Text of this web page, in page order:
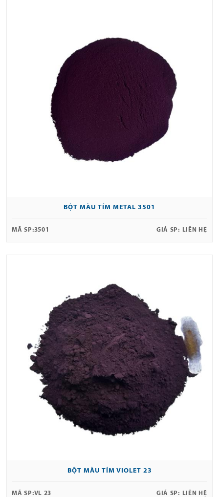
BỘT MÀU TÍM METAL 3501
MÃ SP:3501 GIÁ SP: LIÊN HỆ
BỘT MÀU TÍM VIOLET 23
MÃ SP:VL 23 GIÁ SP: LIÊN HỆ